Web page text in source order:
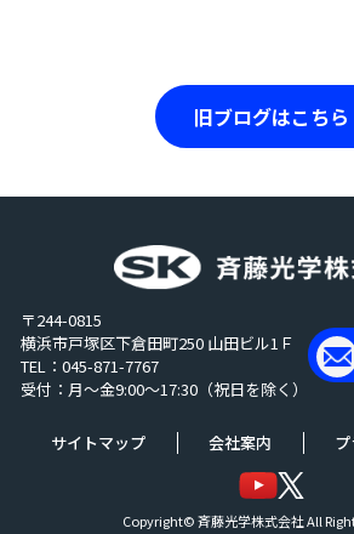
旧ブログはこちら
〒244-0815
横浜市戸塚区下倉田町250 山田ビル1Ｆ
TEL：045-871-7767
受付：月～金9:00～17:30（祝日を除く）
サイトマップ 会社案内
Copyright©斉藤光学株式会社All